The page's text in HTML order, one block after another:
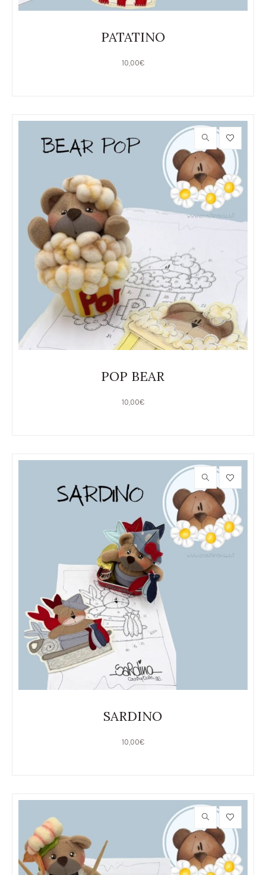
PATATINO
10,00€
POP BEAR
10,00€
SARDINO
10,00€